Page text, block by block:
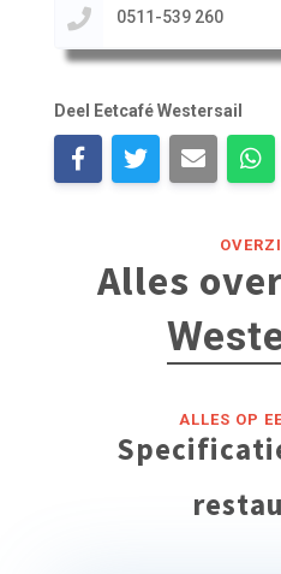
0511-539 260
Deel Eetcafé Westersail
Alles
ALLES OP